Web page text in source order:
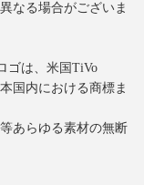
なる場合がございま
ゴは、米国TiVo
国内における商標ま
あらゆる素材の無断